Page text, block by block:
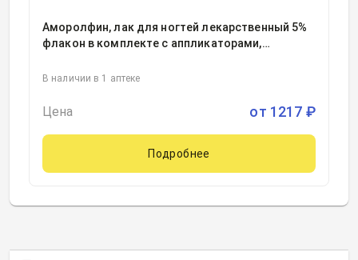
Аморолфин, лак для ногтей лекарственный 5%
флакон в комплекте с аппликаторами,
очищающими 2.5миллилитр, 1
В наличии в 1 аптеке
Цена от 1217 ₽
Подробнее